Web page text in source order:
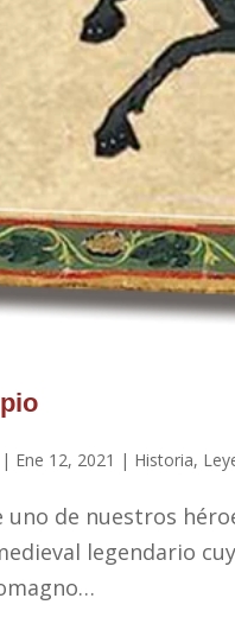
| Ene 12, 2021 | Historia,
uno de nuestros
legendario